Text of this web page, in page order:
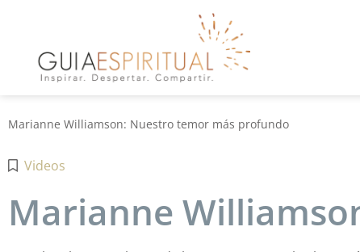
Marianne Williamson: Nuestro temor más profundo
Videos
Marianne